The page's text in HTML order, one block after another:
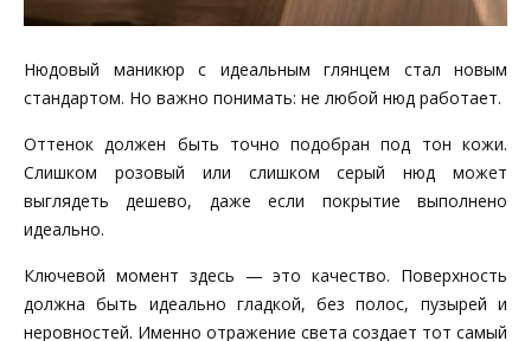
Нюдовый маникюр с идеальным глянцем стал новым
стандартом. Но важно понимать: не любой нюд работает.
Оттенок должен быть точно подобран под тон кожи.
Слишком розовый или слишком серый нюд может
выглядеть дешево, даже если покрытие выполнено
идеально.
Ключевой момент здесь — это качество. Поверхность
должна быть идеально гладкой, без полос, пузырей и
неровностей. Именно отражение света создает тот самый